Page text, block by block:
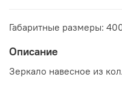
Габаритные размеры:
Описание
Зеркало навесное из